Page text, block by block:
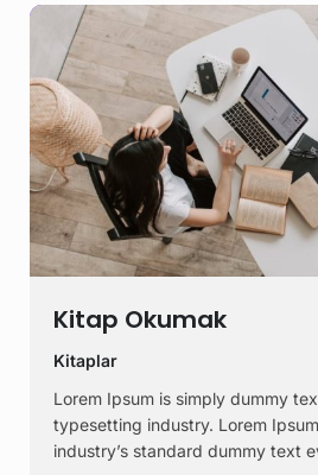
Kitap Okumak
Kitaplar
Lorem Ipsum is simply dummy
typesetting industry. Lorem
industry’s standard dummy text